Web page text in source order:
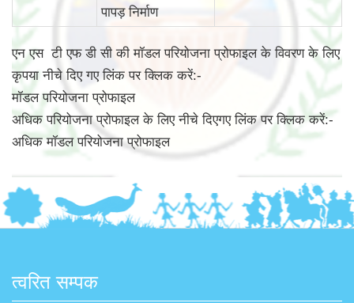
पापड़ निर्माण
एन एस टी एफ डी सी की मॉडल परियोजना प्रोफाइल के विवरण के लिए
कृपया नीचे दिए गए लिंक पर क्लिक करें:-
मॉडल परियोजना प्रोफाइल
अधिक परियोजना प्रोफाइल के लिए नीचे दिएगए लिंक पर क्लिक करें:-
अधिक मॉडल परियोजना प्रोफाइल
त्वरित सम्पक